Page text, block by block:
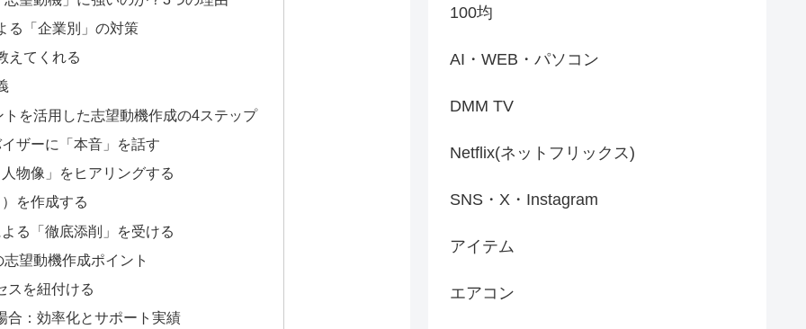
る「企業別」の対策
えてくれる
を活用した志望動機作成の4ステップ
ザーに「本音」を話す
物像」をヒアリングする
を作成する
る「徹底添削」を受ける
望動機作成ポイント
スを紐付ける
合：効率化とサポート実績
100均
AI・WEB・パソコン
DMM TV
Netflix(ネットフリックス)
SNS・X・Instagram
アイテム
エアコン